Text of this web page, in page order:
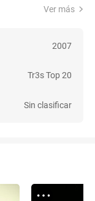
Ver más
2007
Tr3s Top 20
Sin clasificar